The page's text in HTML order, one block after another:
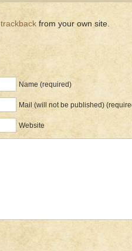
trackback from your own site.
Name (required)
Mail (will not be published)
Website